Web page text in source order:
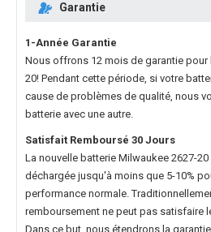
Garantie
1-Année Garantie
Nous offrons 12 mois de garantie pour
20! Pendant cette période, si votre
cause de problèmes de qualité, nous
batterie avec une autre.
Satisfait Remboursé 30 Jours
La nouvelle batterie Milwaukee 2627-20
déchargée jusqu'à moins que 5-10%
performance normale.
remboursement ne peut pas satisfaire
Dans ce but, nous étendrons la